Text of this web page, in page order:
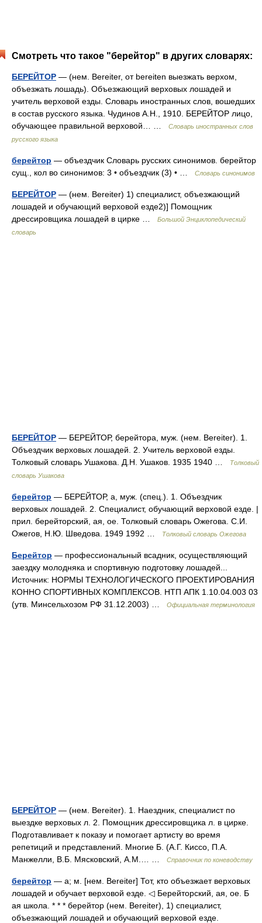
Смотреть что такое "берейтор" в других словарях:
БЕРЕЙТОР — (нем. Bereiter, от bereiten выезжать верхом,
объезжать лошадь). Объезжающий верховых лошадей и
учитель верховой езды. Словарь иностранных слов, вошедших
в состав русского языка. Чудинов А.Н., 1910. БЕРЕЙТОР лицо,
обучающее правильной верховой… …
Словарь иностранных слов
русского языка
берейтор — объездчик Словарь русских синонимов. берейтор
сущ., кол во синонимов: 3 • объездчик (3) • …
Словарь синонимов
БЕРЕЙТОР — (нем. Bereiter) 1) специалист, объезжающий
лошадей и обучающий верховой езде2)] Помощник
дрессировщика лошадей в цирке …
Большой Энциклопедический
словарь
БЕРЕЙТОР — БЕРЕЙТОР, берейтора, муж. (нем. Bereiter). 1.
Объездчик верховых лошадей. 2. Учитель верховой езды.
Толковый словарь Ушакова. Д.Н. Ушаков. 1935 1940 …
Толковый
словарь Ушакова
берейтор — БЕРЕЙТОР, а, муж. (спец.). 1. Объездчик
верховых лошадей. 2. Специалист, обучающий верховой езде. |
прил. берейторский, ая, ое. Толковый словарь Ожегова. С.И.
Ожегов, Н.Ю. Шведова. 1949 1992 …
Толковый словарь Ожегова
Берейтор — профессиональный всадник, осуществляющий
заездку молодняка и спортивную подготовку лошадей...
Источник: НОРМЫ ТЕХНОЛОГИЧЕСКОГО ПРОЕКТИРОВАНИЯ
КОННО СПОРТИВНЫХ КОМПЛЕКСОВ. НТП АПК 1.10.04.003 03
(утв. Минсельхозом РФ 31.12.2003) …
Официальная терминология
БЕРЕЙТОР — (нем. Bereiter). 1. Наездник, специалист по
выездке верховых л. 2. Помощник дрессировщика л. в цирке.
Подготавливает к показу и помогает артисту во время
репетиций и представлений. Многие Б. (А.Г. Киссо, П.А.
Манжелли, В.Б. Мясковский, A.M.… …
Справочник по коневодству
берейтор — а; м. [нем. Bereiter] Тот, кто объезжает верховых
лошадей и обучает верховой езде. ◁ Берейторский, ая, ое. Б
ая школа. * * * берейтор (нем. Bereiter), 1) специалист,
объезжающий лошадей и обучающий верховой езде.